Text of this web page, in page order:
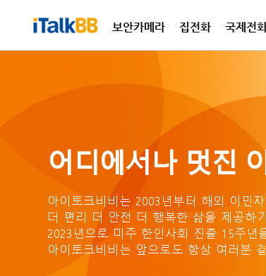
보안카메라 집전화 국제전
어디에서나 멋진
아이토크비비는 2003년부터 해외 이민
더 편리 더 안전 더 행복한 삶을 제공하
2023년으로 미주 한인사회 진출 15주년
아이토크비비는 앞으로도 항상 여러분